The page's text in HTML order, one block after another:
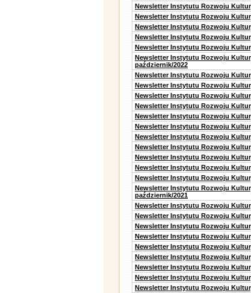
Newsletter Instytutu Rozwoju
Newsletter Instytutu Rozwoju
Newsletter Instytutu Rozwoju
Newsletter Instytutu Rozwoju
Newsletter Instytutu Rozwoju
Newsletter Instytutu Rozwoju
październik/2022
Newsletter Instytutu Rozwoju
Newsletter Instytutu Rozwoju
Newsletter Instytutu Rozwoju
Newsletter Instytutu Rozwoju
Newsletter Instytutu Rozwoju
Newsletter Instytutu Rozwoju
Newsletter Instytutu Rozwoju
Newsletter Instytutu Rozwoju
Newsletter Instytutu Rozwoju
Newsletter Instytutu Rozwoju
Newsletter Instytutu Rozwoju
Newsletter Instytutu Rozwoju
październik/2021
Newsletter Instytutu Rozwoju
Newsletter Instytutu Rozwoju
Newsletter Instytutu Rozwoju
Newsletter Instytutu Rozwoju
Newsletter Instytutu Rozwoju
Newsletter Instytutu Rozwoju
Newsletter Instytutu Rozwoju
Newsletter Instytutu Rozwoju
Newsletter Instytutu Rozwoju